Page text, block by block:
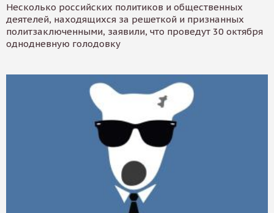
Несколько российских политиков и общественных
деятелей, находящихся за решеткой и признанных
политзаключенными, заявили, что проведут 30 октября
однодневную голодовку